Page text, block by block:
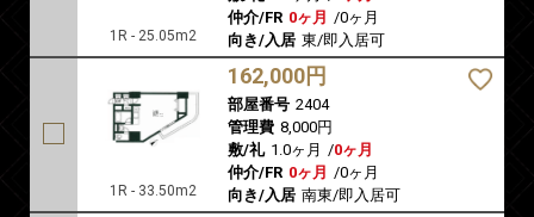
1R - 25.05m2
仲介/FR 0ヶ月 /0ヶ月
向き/入居 東/即入居可
1R - 33.50m2
162,000円
部屋番号 2404
管理費 8,000円
敷/礼 1.0ヶ月 /0ヶ月
仲介/FR 0ヶ月 /0ヶ月
向き/入居 南東/即入居可